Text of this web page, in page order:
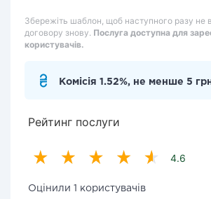
Збережіть шаблон, щоб наступного разу не
договору знову. Послуга доступна для
користувачів.
Комісія 1.52%, не менше 5
Рейтинг послуги
4.6
Оцінили 1 користувачів